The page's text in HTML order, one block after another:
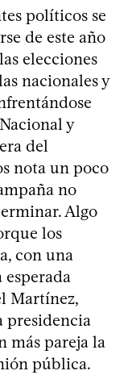
políticos se
de este año
elecciones
nacionales y
y
del
nota un poco
no
Algo
los
con una
Martínez,
presidencia
más pareja la
pública.